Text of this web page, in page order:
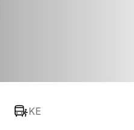
KE